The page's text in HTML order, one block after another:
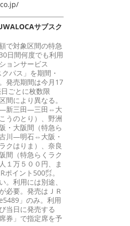
サブスク
で対象区間の特急
日間何度でも利用
ョンサービス
クパス」を期間・
発売期間は今月17
ごとに枚数限
間により異なる。
―新三田―三田⇔大
うのとり）、野洲
大阪間（特急ら
川―明石⇔大阪・
クはりま）、奈良
（特急らくラク
１万５００円、ま
ポイント500㌽。
。利用には別途、
必要。発売はＪＲ
」のみ。利用
当日に発売する
券」で指定席を予